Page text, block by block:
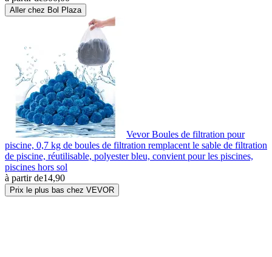
Aller chez Bol Plaza
Vevor Boules de filtration pour
piscine, 0,7 kg de boules de filtration remplacent le sable de filtration
de piscine, réutilisable, polyester bleu, convient pour les piscines,
piscines hors sol
à partir de14,90
Prix le plus bas chez VEVOR